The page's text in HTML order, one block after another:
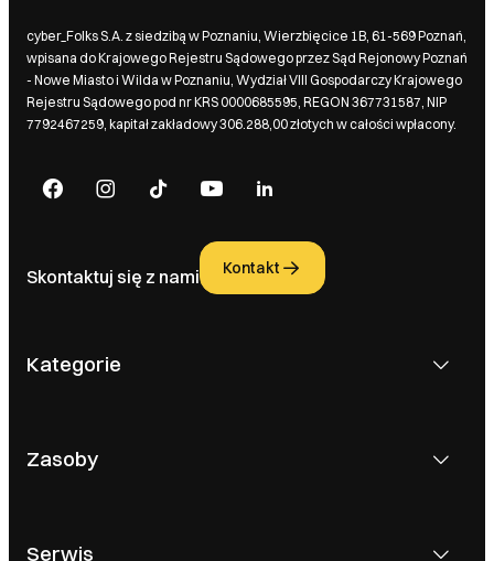
cyber_Folks S.A. z siedzibą w Poznaniu, Wierzbięcice 1B, 61-569 Poznań,
wpisana do Krajowego Rejestru Sądowego przez Sąd Rejonowy Poznań
- Nowe Miasto i Wilda w Poznaniu, Wydział VIII Gospodarczy Krajowego
Rejestru Sądowego pod nr KRS 0000685595, REGON 367731587, NIP
7792467259, kapitał zakładowy 306.288,00 złotych w całości wpłacony.
Skontaktuj się z nami Kontakt
Kategorie
Zasoby
Serwis